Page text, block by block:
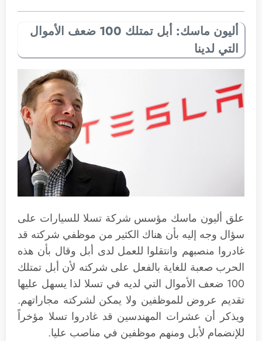
أليون ماسك: أبل تمتلك 100 ضعف الأموال
التي لدينا
علق أليون ماسك مؤسس شركة تسلا للسيارات على
سؤال وجه إليه بأن هناك الكثير من موظفي شركته قد
غادروا منصبهم وانتقلوا للعمل لدى أبل وقال بأن هذه
الحرب صعبة للغاية بالفعل على شركته لأن أبل تمتلك
100 ضعف الأموال التي لديه في تسلا لذا يسهل عليها
تقديم عروض للموظفين ولا يمكن لشركته مجاراتهم.
ويذكر أن عشرات المهندسين قد غادروا تسلا مؤخراً
للإنضمام لأبل ومنهم موظفين في مناصب عليا.